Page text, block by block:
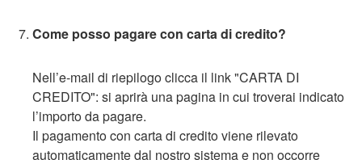
Come posso pagare con carta di credito?
Nell’e-mail di riepilogo clicca il link "CARTA DI
CREDITO": si aprirà una pagina in cui troverai indicato
l’importo da pagare.
Il pagamento con carta di credito viene rilevato
automaticamente dal nostro sistema e non occorre